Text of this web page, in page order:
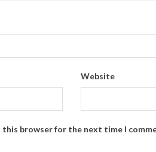
Website
this browser for the next time I